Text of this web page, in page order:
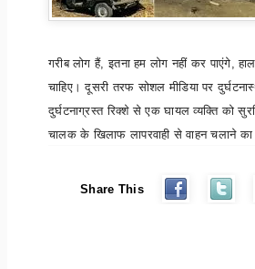
गरीब लोग हैं,इतना हम लोग नहीं कर पाएंगे,
चाहिए। दूसरी तरफ सोशल मीडिया पर
दुर्घटनाग्रस्त रिक्शे से एक घायल व्यक्ति को
चालक के खिलाफ लापरवाही से वाहन चलाने
Share This